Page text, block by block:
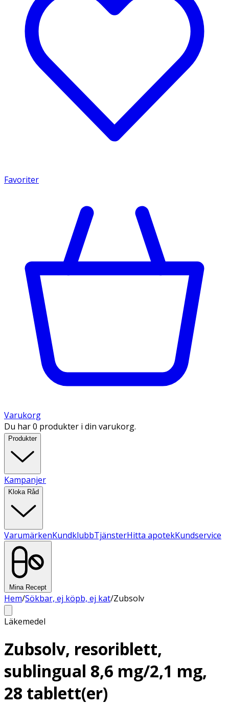
Favoriter
Varukorg
Du har 0 produkter i din varukorg.
Produkter
Kampanjer
Kloka Råd
VarumärkenKundklubbTjänsterHitta apotekKundservice
Mina Recept
Hem/Sökbar, ej köpb, ej kat/Zubsolv
Läkemedel
Zubsolv, resoriblett,
sublingual 8,6 mg/2,1 mg,
28 tablett(er)